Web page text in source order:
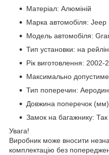
Матеріал: Алюміній
Марка автомобіля: Jeep
Модель автомобіля:
Тип установки: на
Рік виготовлення: 2002-
Максимально
Тип поперечин:
Довжина поперечок
Замок на багажнику: Так
Увага!
Виробник може вносити
комплектацію без